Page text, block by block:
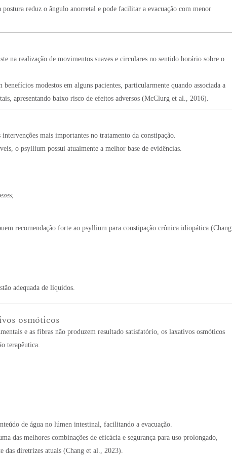
postura reduz o ângulo anorretal e pode facilitar a evacuação com menor
na realização de movimentos suaves e circulares no sentido horário sobre o
benefícios modestos em alguns pacientes, particularmente quando associada a
apresentando baixo risco de efeitos adversos (McClurg et al., 2016).
mais importantes no tratamento da constipação.
o psyllium possui atualmente a melhor base de evidências.
recomendação forte ao psyllium para constipação crônica idiopática (Chang
adequada de líquidos.
osmóticos
e as fibras não produzem resultado satisfatório, os laxativos osmóticos
terapêutica.
de água no lúmen intestinal, facilitando a evacuação.
das melhores combinações de eficácia e segurança para uso prolongado,
das diretrizes atuais (Chang et al., 2023).